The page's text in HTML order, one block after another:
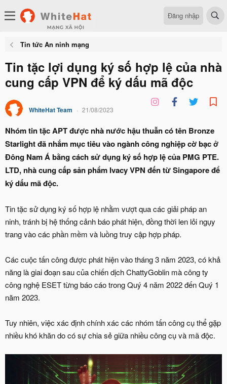
Đăng nhập
Tin tức An ninh mạng
Tin tặc lợi dụng ký số hợp lệ của nhà
cung cấp VPN để ký dấu mã độc
WhiteHat Team 21/08/2023
Nhóm tin tặc APT được nhà nước hậu thuẫn có tên Bronze
Starlight đã nhắm mục tiêu vào ngành công nghiệp cờ bạc ở
Đông Nam Á bằng cách sử dụng ký số hợp lệ của PMG PTE.
LTD, nhà cung cấp sản phẩm Ivacy VPN đến từ Singapore để
ký dấu mã độc.
Tin tặc sử dụng ký số hợp lệ nhằm vượt qua các giải pháp an
ninh, tránh bị hệ thống cảnh báo phát hiện, đồng thời len lỏi ngụy
trang vào các phần mềm và luồng truy cập hợp pháp.
Các cuộc tấn công được phát hiện vào tháng 3 năm 2023, có khả
năng là giai đoạn sau của chiến dịch ChattyGoblin mà công ty
công nghệ ESET từng báo cáo trong Quý 4 năm 2022 đến Quý 1
năm 2023.
Tuy nhiên, việc xác định chính xác các nhóm tấn công cụ thể gặp
nhiều khó khăn do có sự chia sẻ giữa nhiều công cụ và mã độc.